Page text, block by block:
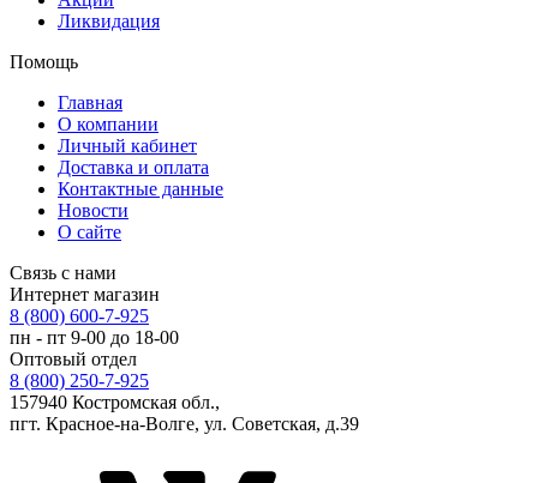
Ликвидация
Помощь
Главная
О компании
Личный кабинет
Доставка и оплата
Контактные данные
Новости
О сайте
Связь с нами
Интернет магазин
8 (800) 600-7-925
пн - пт 9-00 до 18-00
Оптовый отдел
8 (800) 250-7-925
157940 Костромская обл.,
пгт. Красное-на-Волге, ул. Советская, д.39